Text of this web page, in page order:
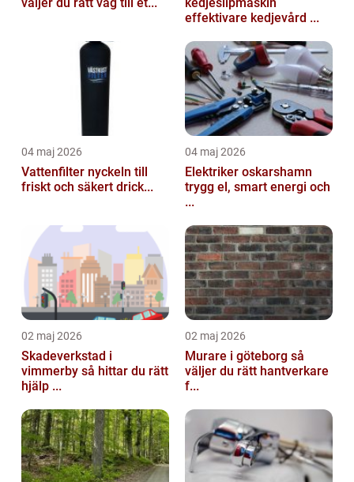
effektivare kedjevård ...
04 maj 2026
Vattenfilter nyckeln till
friskt och säkert drick...
04 maj 2026
Elektriker oskarshamn
trygg el, smart energi och
...
02 maj 2026
Skadeverkstad i
vimmerby så hittar du rätt
hjälp ...
02 maj 2026
Murare i göteborg så
väljer du rätt hantverkare
f...